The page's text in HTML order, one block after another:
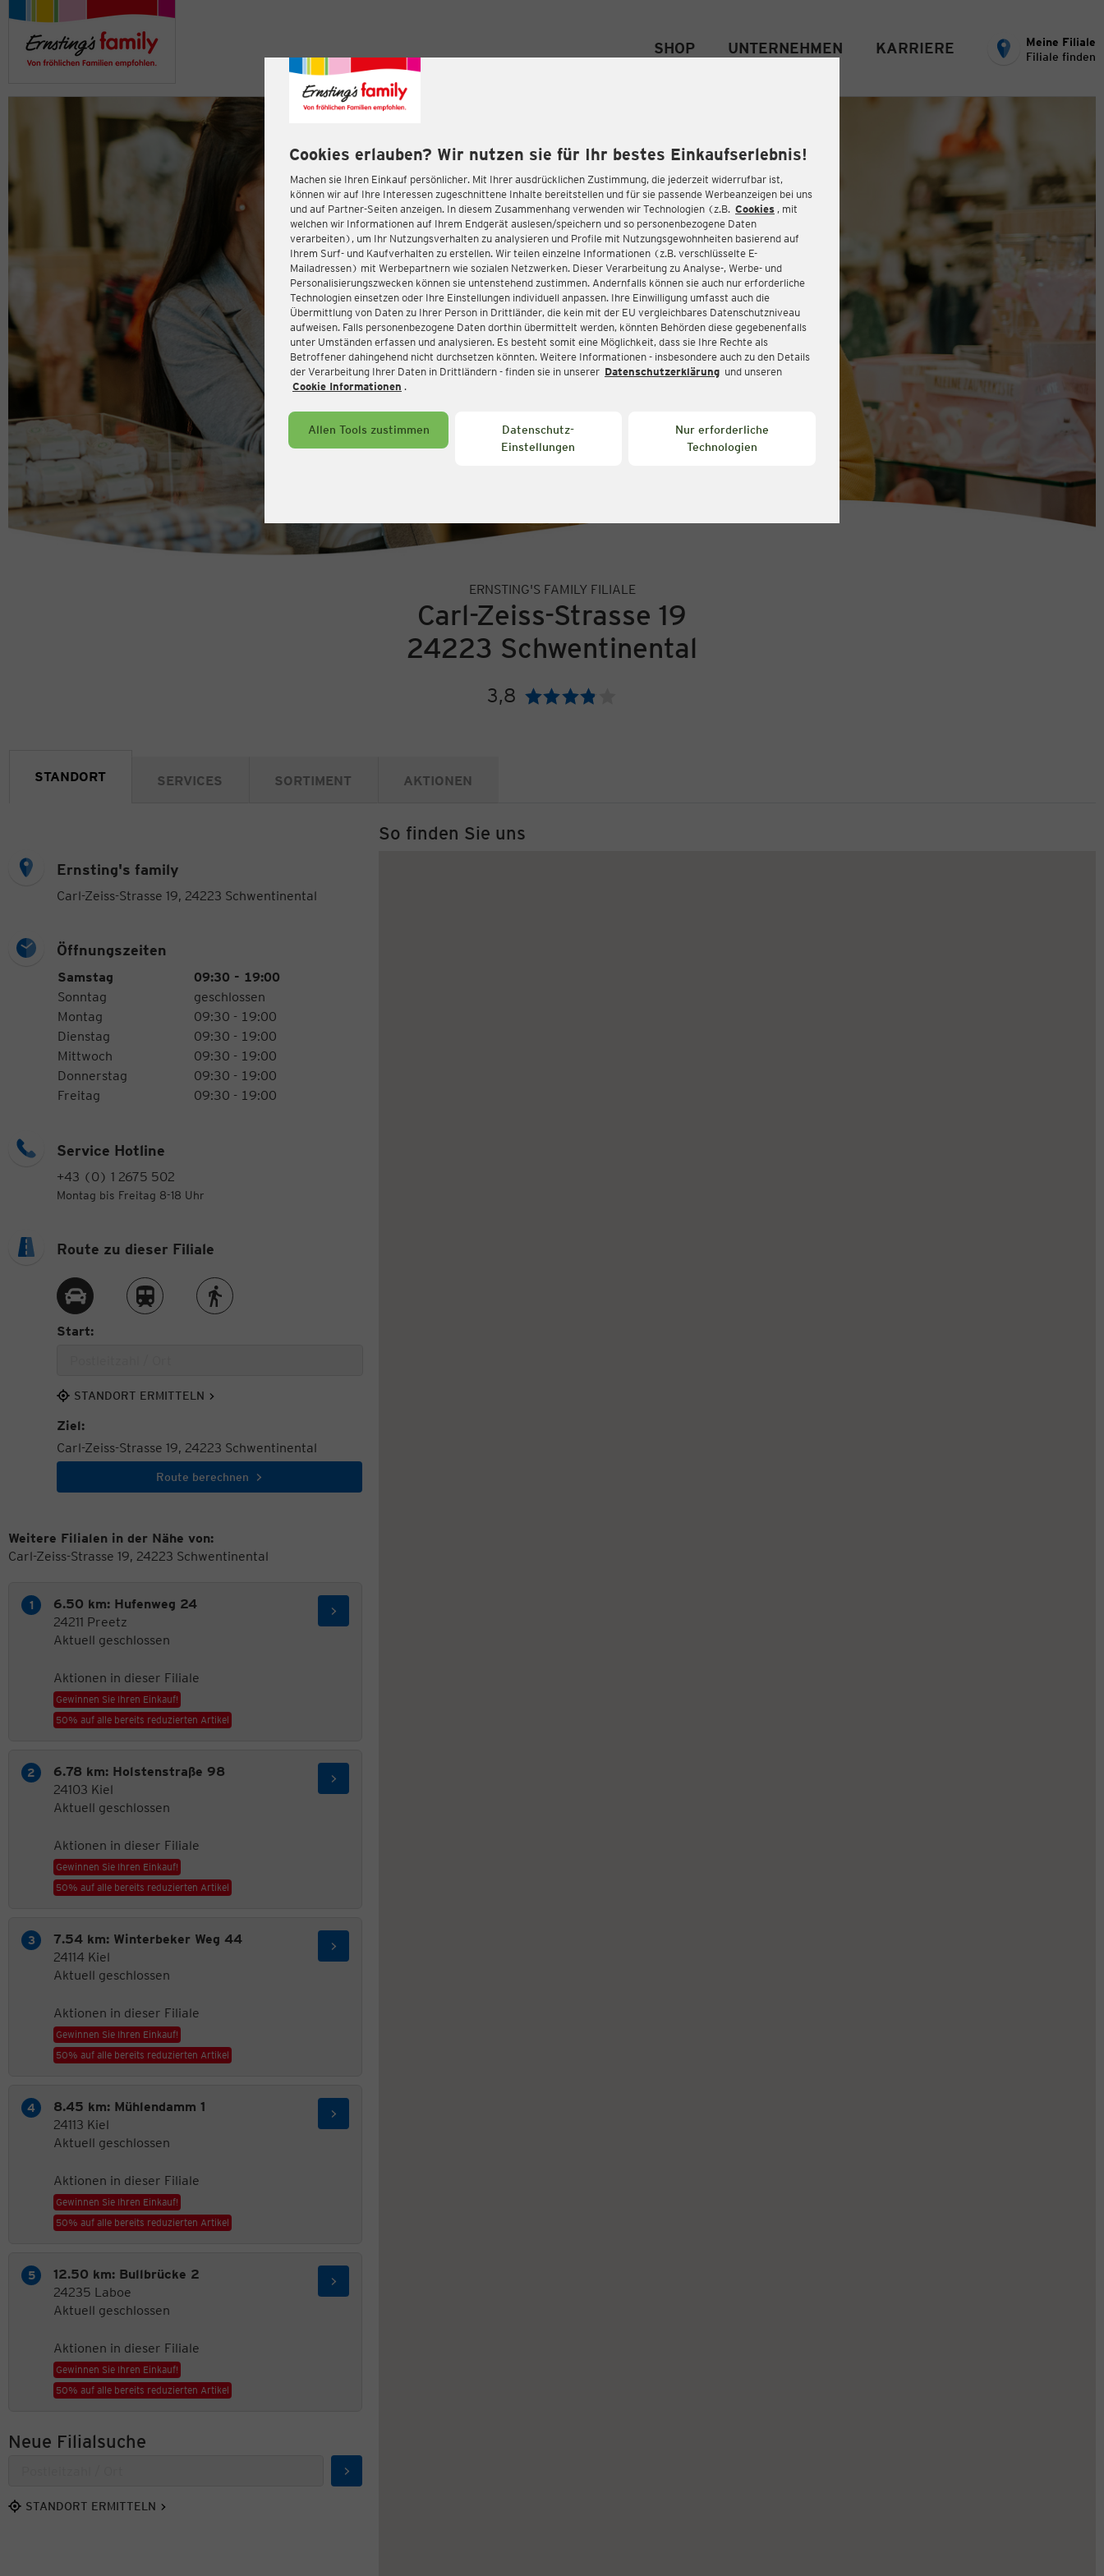
Cookies erlauben? Wir nutzen sie für Ihr bestes Einkaufserlebnis!
Machen sie Ihren Einkauf persönlicher. Mit Ihrer ausdrücklichen Zustimmung, die jederzeit widerrufbar ist,
können wir auf Ihre Interessen zugeschnittene Inhalte bereitstellen und für sie passende Werbeanzeigen bei uns
und auf Partner-Seiten anzeigen. In diesem Zusammenhang verwenden wir Technologien (z.B. Cookies , mit
welchen wir Informationen auf Ihrem Endgerät auslesen/speichern und so personenbezogene Daten
verarbeiten), um Ihr Nutzungsverhalten zu analysieren und Profile mit Nutzungsgewohnheiten basierend auf
Ihrem Surf- und Kaufverhalten zu erstellen. Wir teilen einzelne Informationen (z.B. verschlüsselte E-
Mailadressen) mit Werbepartnern wie sozialen Netzwerken. Dieser Verarbeitung zu Analyse-, Werbe- und
Personalisierungszwecken können sie untenstehend zustimmen. Andernfalls können sie auch nur erforderliche
Technologien einsetzen oder Ihre Einstellungen individuell anpassen. Ihre Einwilligung umfasst auch die
Übermittlung von Daten zu Ihrer Person in Drittländer, die kein mit der EU vergleichbares Datenschutzniveau
aufweisen. Falls personenbezogene Daten dorthin übermittelt werden, könnten Behörden diese gegebenenfalls
unter Umständen erfassen und analysieren. Es besteht somit eine Möglichkeit, dass sie Ihre Rechte als
Betroffener dahingehend nicht durchsetzen könnten. Weitere Informationen - insbesondere auch zu den Details
der Verarbeitung Ihrer Daten in Drittländern - finden sie in unserer Datenschutzerklärung und unseren
Cookie Informationen .
Allen Tools zustimmen
Datenschutz-
Einstellungen
Nur erforderliche
Technologien
SHOP UNTERNEHMEN KARRIERE
Meine Filiale
Filiale finden
ERNSTING'S FAMILY FILIALE
Carl-Zeiss-Strasse 19
24223 Schwentinental
3,8 Bewertung:
STANDORT SERVICES SORTIMENT AKTIONEN
Ernsting's family
Carl-Zeiss-Strasse 19, 24223 Schwentinental
Öffnungszeiten
Öffnungszeiten
Wochentag
Samstag
09:30 - 19:00
Sonntag
geschlossen
Montag
09:30 - 19:00
Dienstag
09:30 - 19:00
Mittwoch
09:30 - 19:00
Donnerstag
09:30 - 19:00
Freitag
09:30 - 19:00
Service Hotline
+43 (0) 1 2675 502
Montag bis Freitag 8-18 Uhr
So finden Sie uns
Route zu dieser Filiale
Route per AutoRoute per ZugRoute zu Fuß
Start:
STANDORT ERMITTELN
Ziel:
Carl-Zeiss-Strasse 19, 24223 Schwentinental
Route berechnen
Weitere Filialen in der Nähe von:
Carl-Zeiss-Strasse 19, 24223 Schwentinental
6.50 km: Hufenweg 24
24211 Preetz
Aktuell geschlossen
Aktionen in dieser Filiale
Gewinnen Sie Ihren Einkauf!
50% auf alle bereits reduzierten Artikel
6.78 km: Holstenstraße 98
24103 Kiel
Aktuell geschlossen
Aktionen in dieser Filiale
Gewinnen Sie Ihren Einkauf!
50% auf alle bereits reduzierten Artikel
7.54 km: Winterbeker Weg 44
24114 Kiel
Aktuell geschlossen
Aktionen in dieser Filiale
Gewinnen Sie Ihren Einkauf!
50% auf alle bereits reduzierten Artikel
8.45 km: Mühlendamm 1
24113 Kiel
Aktuell geschlossen
Aktionen in dieser Filiale
Gewinnen Sie Ihren Einkauf!
50% auf alle bereits reduzierten Artikel
12.50 km: Bullbrücke 2
24235 Laboe
Aktuell geschlossen
Aktionen in dieser Filiale
Gewinnen Sie Ihren Einkauf!
50% auf alle bereits reduzierten Artikel
Neue Filialsuche
Suchen
STANDORT ERMITTELN